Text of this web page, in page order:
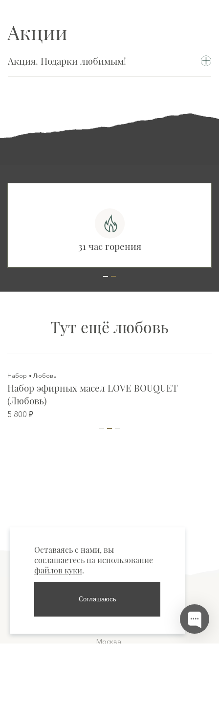
Акции
Акция. Подарки любимым!
31 час горения
Тут ещё любовь
Набор Любовь
Набор эфирных масел LOVE BOUQUET
(Любовь)
5 800 ₽
Москва:
Оставаясь с нами, вы
соглашаетесь на использование
файлов куки.
Соглашаюсь